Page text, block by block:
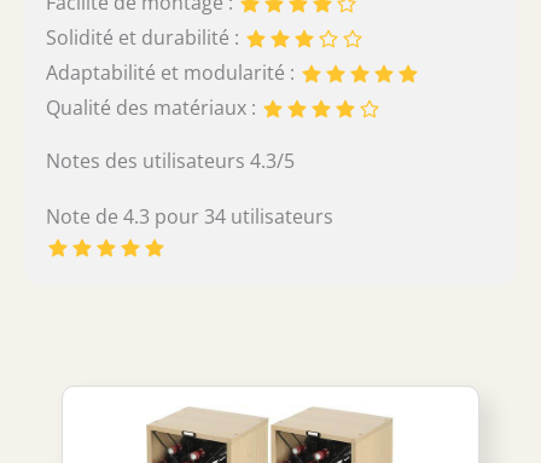
Solidité et durabilité :
Adaptabilité et modularité :
Qualité des matériaux :
Notes des utilisateurs 4.3/5
Note de 4.3 pour 34 utilisateurs